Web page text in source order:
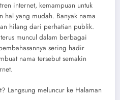
internet, kemampuan untuk
hal yang mudah. Banyak nama
hilang dari perhatian publik.
muncul dalam berbagai
sering hadir
nama tersebut semakin
Langsung meluncur ke Halaman